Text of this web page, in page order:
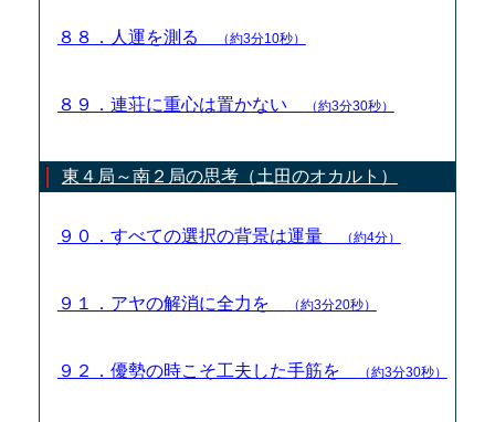
８８．人運を測る （約3分10秒）
８９．連荘に重心は置かない （約3分30秒）
東４局～南２局の思考（土田のオカルト）
９０．すべての選択の背景は運量 （約4分）
９１．アヤの解消に全力を （約3分20秒）
９２．優勢の時こそ工夫した手筋を （約3分30秒）